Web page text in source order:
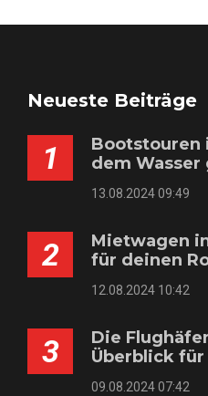
Neueste Beiträge
1
Bootstouren
dem
13.08.2024 09:49
2
Mietwagen
für deinen
12.08.2024 10:42
3
Die
Überblick für
09.08.2024 07:42